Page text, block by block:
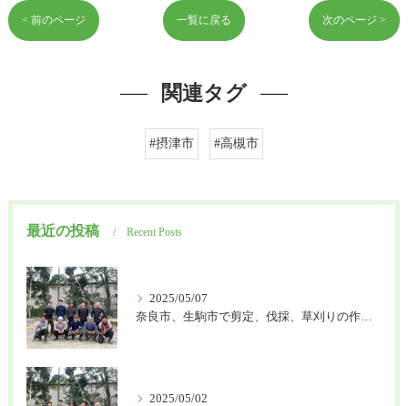
< 前のページ 一覧に戻る 次のページ >
関連タグ
#摂津市 #高槻市
最近の投稿 Recent Posts
2025/05/07
奈良市、生駒市で剪定、伐採、草刈りの作業を頼むなら はなまる造園
2025/05/02